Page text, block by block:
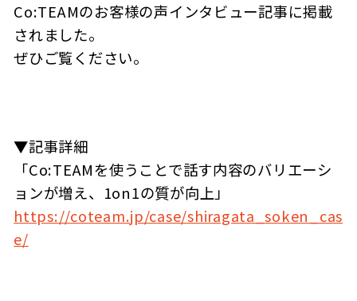
Co:TEAMのお客様の声インタビュー記事に掲載
されました。
ぜひご覧ください。
▼記事詳細
「Co:TEAMを使うことで話す内容のバリエーシ
ョンが増え、1on1の質が向上」
https://coteam.jp/case/shiragata_soken_cas
e/